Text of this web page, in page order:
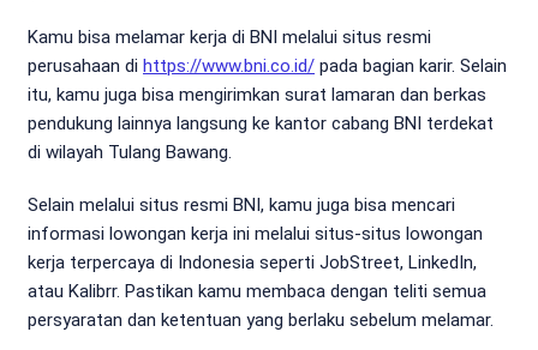
Kamu bisa melamar kerja di BNI melalui situs resmi
perusahaan di https://www.bni.co.id/ pada bagian karir. Selain
itu, kamu juga bisa mengirimkan surat lamaran dan berkas
pendukung lainnya langsung ke kantor cabang BNI terdekat
di wilayah Tulang Bawang.
Selain melalui situs resmi BNI, kamu juga bisa mencari
informasi lowongan kerja ini melalui situs-situs lowongan
kerja terpercaya di Indonesia seperti JobStreet, LinkedIn,
atau Kalibrr. Pastikan kamu membaca dengan teliti semua
persyaratan dan ketentuan yang berlaku sebelum melamar.